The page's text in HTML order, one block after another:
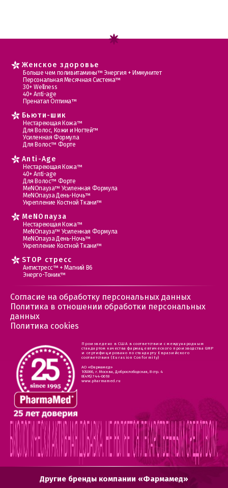
Женское здоровье
Больше чем поливитамины™ Энергия + Иммунитет
Персональная Месячная Система™
30+ Wellness
40+ Anti-age
Пренатал Оптима™
Бьюти-шик
Нестареющая Кожа™
Для Волос, Кожи и Ногтей™
Усиленная Формула
Для Волос™ Форте
Anti-Age
Нестареющая Кожа™
40+ Anti-age
Для Волос™ Форте
МеNOпауза™ Усиленная Формула
МеNOпауза День-Ночь™
Укрепление Костной Ткани™
MеNOпауза
Нестареющая Кожа™
МеNOпауза™ Усиленная Формула
МеNOпауза День-Ночь™
Укрепление Костной Ткани™
STOP стресс
Антистресс™ + Магний В6
Энерго-Тоник™
Согласие на обработку персональных данных
Политика в отношении обработки персональных
данных
Политика cookies
Произведено в США в соответствии с международным
стандартом качества фармацевтического производства GMP
и сертифицировано по стандарту Евразийского
соответствия (Eurasion Conformity)
АО «Фармамед»
105066, г. Москва, Доброслободская, 8 стр. 4
8(495) 744-0618
www.pharmamed.ru
Другие бренды компании «Фармамед»